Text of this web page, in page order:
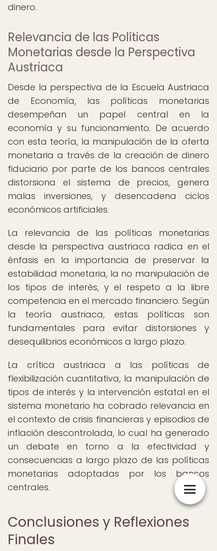
dinero.
Relevancia de las Políticas
Monetarias desde la Perspectiva
Austriaca
Desde la perspectiva de la Escuela Austriaca
de Economía, las políticas monetarias
desempeñan un papel central en la
economía y su funcionamiento. De acuerdo
con esta teoría, la manipulación de la oferta
monetaria a través de la creación de dinero
fiduciario por parte de los bancos centrales
distorsiona el sistema de precios, genera
malas inversiones, y desencadena ciclos
económicos artificiales.
La relevancia de las políticas monetarias
desde la perspectiva austriaca radica en el
énfasis en la importancia de preservar la
estabilidad monetaria, la no manipulación de
los tipos de interés, y el respeto a la libre
competencia en el mercado financiero. Según
la teoría austriaca, estas políticas son
fundamentales para evitar distorsiones y
desequilibrios económicos a largo plazo.
La crítica austriaca a las políticas de
flexibilización cuantitativa, la manipulación de
tipos de interés y la intervención estatal en el
sistema monetario ha cobrado relevancia en
el contexto de crisis financieras y episodios de
inflación descontrolada, lo cual ha generado
un debate en torno a la efectividad y
consecuencias a largo plazo de las políticas
monetarias adoptadas por los bancos
centrales.
Conclusiones y Reflexiones
Finales